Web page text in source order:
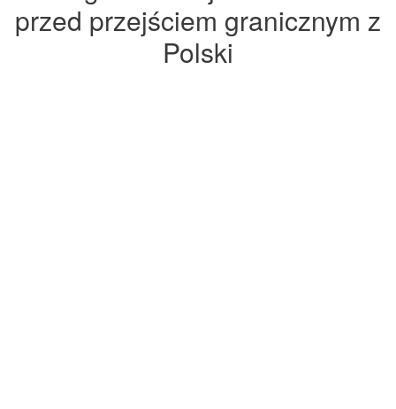
przed przejściem granicznym z
Polski